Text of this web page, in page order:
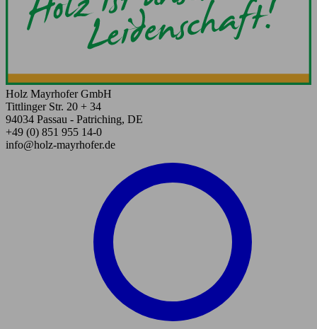
Holz Mayrhofer GmbH
Tittlinger Str. 20 + 34
94034 Passau - Patriching, DE
+49 (0) 851 955 14-0
info@holz-mayrhofer.de